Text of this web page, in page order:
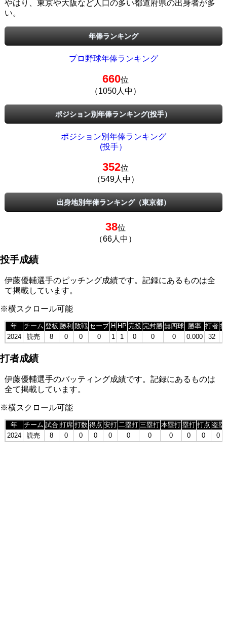
やはり、東京や大阪など人口の多い都道府県の出身者が多
い。
年俸ランキング
プロ野球年俸ランキング
660位
（1050人中）
ポジション別年俸ランキング(投手）
ポジション別年俸ランキング
(投手）
352位
（549人中）
出身地別年俸ランキング（東京都）
38位
（66人中）
投手成績
伊藤優輔選手のピッチング成績です。記録にあるものは全
て掲載しています。
※横スクロール可能
年 チーム 登板 勝利 敗戦 セーブ H HP 完投 完封勝 無四球 勝率 打者
2024
読売 8 0 0 0 1 1 0 0 0 0.000 32
打者成績
伊藤優輔選手のバッティング成績です。記録にあるものは
全て掲載しています。
※横スクロール可能
年 チーム 試合 打席 打数 得点 安打 二塁打 三塁打 本塁打 塁打 打点 盗塁
2024
読売 8 0 0 0 0 0 0 0 0 0 0